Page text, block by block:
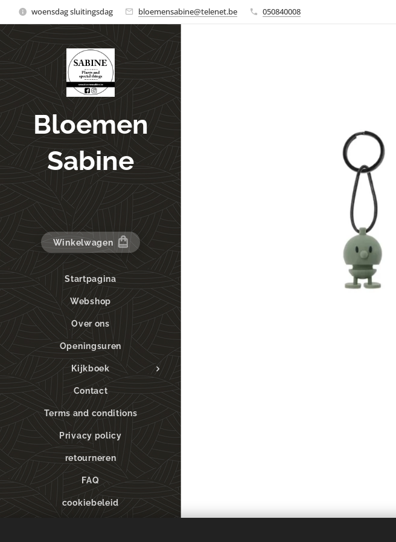
woensdag sluitingsdag bloemensabine@telenet.be 050840008
Bloemen
Sabine
Winkelwagen
Startpagina
Webshop
Over ons
Openingsuren
Kijkboek
Contact
Terms and conditions
Privacy policy
retourneren
FAQ
cookiebeleid